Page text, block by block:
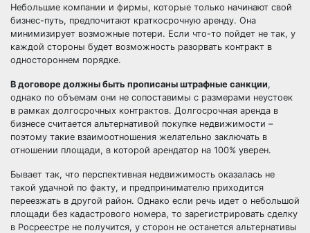
Небольшие компании и фирмы, которые только начинают свой
бизнес-путь, предпочитают краткосрочную аренду. Она
минимизирует возможные потери. Если что-то пойдет не так, у
каждой стороны будет возможность разорвать контракт в
одностороннем порядке.
В договоре должны быть прописаны штрафные санкции,
однако по объемам они не сопоставимы с размерами неустоек
в рамках долгосрочных контрактов. Долгосрочная аренда в
бизнесе считается альтернативой покупке недвижимости –
поэтому такие взаимоотношения желательно заключать в
отношении площади, в которой арендатор на 100% уверен.
Бывает так, что перспективная недвижимость оказалась не
такой удачной по факту, и предпринимателю приходится
переезжать в другой район. Однако если речь идет о небольшой
площади без кадастрового номера, то зарегистрировать сделку
в Росреестре не получится, у сторон не останется альтернативы